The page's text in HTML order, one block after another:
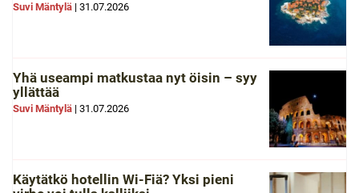
Suvi Mäntylä | 31.07.2026
Yhä useampi matkustaa nyt öisin – syy
yllättää
Suvi Mäntylä | 31.07.2026
Käytätkö hotellin Wi-Fiä? Yksi pieni